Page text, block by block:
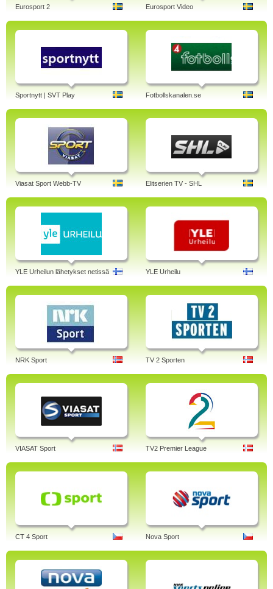
Eurosport 2 Eurosport Video
Sportnytt | SVT Play Fotbollskanalen.se
Viasat Sport Webb-TV Elitserien TV - SHL
YLE Urheilun lähetykset netissä YLE Urheilu
NRK Sport TV 2 Sporten
VIASAT Sport TV2 Premier League
CT 4 Sport Nova Sport